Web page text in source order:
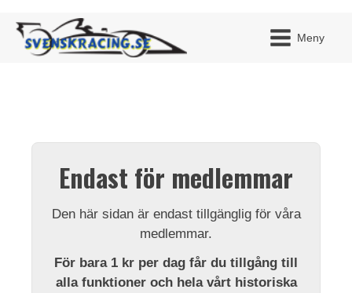
Meny
Endast för medlemmar
Den här sidan är endast tillgänglig för våra
medlemmar.
För bara 1 kr per dag får du tillgång till
alla funktioner och hela vårt historiska